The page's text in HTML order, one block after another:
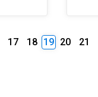
17 18 19 20 21